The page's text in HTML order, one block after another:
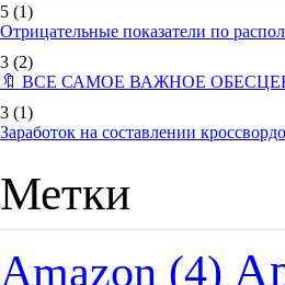
5 (1)
Отрицательные показатели по
3 (2)
🔖 ВСЕ САМОЕ ВАЖНОЕ
3 (1)
Заработок на составлении
Метки
Amazon (4)